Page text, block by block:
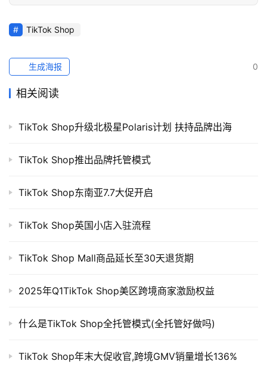
TikTok Shop
0
生成海报
相关阅读
TikTok Shop升级北极星Polaris计划 扶持品牌出海
TikTok Shop推出品牌托管模式
TikTok Shop东南亚7.7大促开启
TikTok Shop英国小店入驻流程
TikTok Shop Mall商品延长至30天退货期
2025年Q1TikTok Shop美区跨境商家激励权益
什么是TikTok Shop全托管模式(全托管好做吗)
TikTok Shop年末大促收官,跨境GMV销量增长136%